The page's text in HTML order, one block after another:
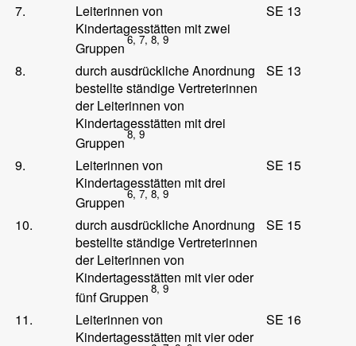
7.
Leiterinnen von
Kindertagesstätten mit zwei
Gruppen6, 7, 8, 9
SE 13
8.
durch ausdrückliche Anordnung
bestellte ständige Vertreterinnen
der Leiterinnen von
Kindertagesstätten mit drei
Gruppen8, 9
SE 13
9.
Leiterinnen von
Kindertagesstätten mit drei
Gruppen6, 7, 8, 9
SE 15
10.
durch ausdrückliche Anordnung
bestellte ständige Vertreterinnen
der Leiterinnen von
Kindertagesstätten mit vier oder
fünf Gruppen 8, 9
SE 15
11.
Leiterinnen von
Kindertagesstätten mit vier oder
SE 16